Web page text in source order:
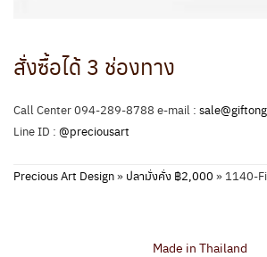
สั่งซื้อได้ 3 ช่องทาง
Call Center 094-289-8788 e-mail :
Line ID : @preciousart
Precious Art Design» ปลามั่งคั่ง ฿2,000 » 1140-
Made in Thailand